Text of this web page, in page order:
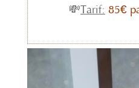
💸Tarif: 85€